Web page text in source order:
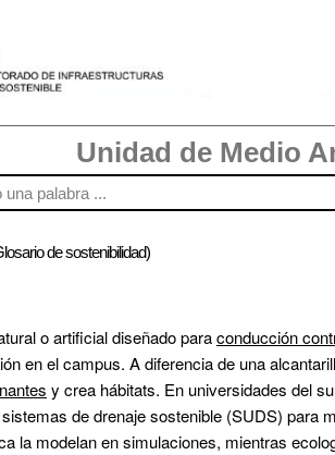
Unidad de Medio
de sostenibilidad)
o artificial diseñado para conducción
y crea hábitats. En universidades del
de drenaje sostenible (SUDS) para